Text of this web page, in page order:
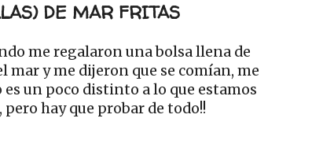
DE MAR FRITAS
me regalaron una bolsa llena de
mar y me dijeron que se comían, me
es un poco distinto a lo que estamos
hay que probar de todo!!